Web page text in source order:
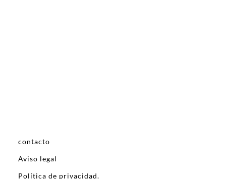
contacto
Aviso legal
Política de privacidad.